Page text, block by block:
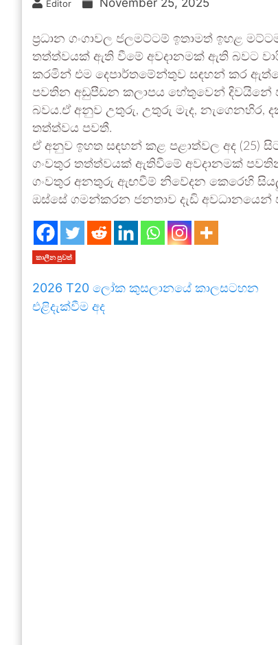
Editor November 25, 2025
ප්‍රධාන ගංගාවල ජලමට්ටම් ඉතාමත් ඉහළ
තත්ත්වයක් ඇති වීමේ අවදානමක් ඇති බවට
කරමින් එම දෙපාර්තමේන්තුව සඳහන් කර
පවතින අඩුපීඩන කලාපය හේතුවෙන් දිවයිනේ
බවය.ඒ අනුව උතුරු, උතුරු මැද, නැගෙනහිර,
තත්ත්වය පවතී.
ඒ අනුව ඉහත සඳහන් කළ පළාත්වල අද (25)
ගංවතුර තත්ත්වයක් ඇතිවීමේ අවදානමක්
ගංවතුර අනතුරු ඇඟවීම් නිවේදන කෙරෙහි
ඔස්සේ ගමන්කරන ජනතාව දැඩි අවධානයෙන්
කාලීන පුවත්
2026 T20 ලෝක කුසලානයේ කාලසටහන
එළිදැක්වීම අද